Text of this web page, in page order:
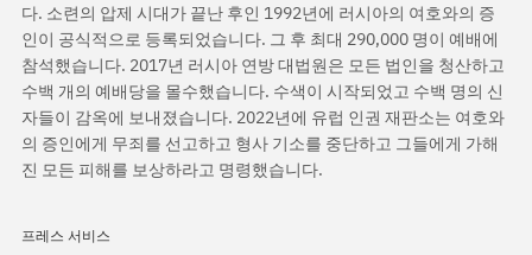
다. 소련의 압제 시대가 끝난 후인 1992년에 러시아의 여호와의 증
인이 공식적으로 등록되었습니다. 그 후 최대 290,000 명이 예배에
참석했습니다. 2017년 러시아 연방 대법원은 모든 법인을 청산하고
수백 개의 예배당을 몰수했습니다. 수색이 시작되었고 수백 명의 신
자들이 감옥에 보내졌습니다. 2022년에 유럽 인권 재판소는 여호와
의 증인에게 무죄를 선고하고 형사 기소를 중단하고 그들에게 가해
진 모든 피해를 보상하라고 명령했습니다.
프레스 서비스